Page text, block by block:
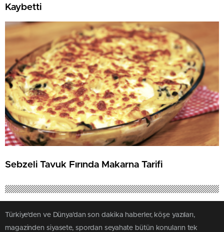
Kaybetti
Sebzeli Tavuk Fırında Makarna Tarifi
Türkiye'den ve Dünya’dan son dakika haberler, köşe yazıları,
magazinden siyasete, spordan seyahate bütün konuların tek